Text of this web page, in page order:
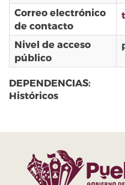
Correo electrónico
de contacto
Nivel de acceso
público
DEPENDENCIAS:
Históricos